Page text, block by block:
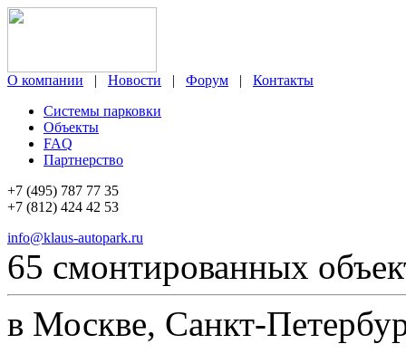
О компании | Новости | Форум |
Контакты
Системы парковки
Объекты
FAQ
Партнерство
+7 (495) 787 77 35
+7 (812) 424 42 53
info@klaus-autopark.ru
65 смонтированных
в Москве, Санкт-